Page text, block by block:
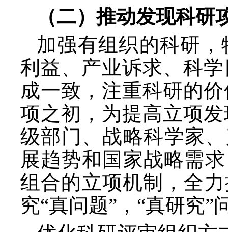
（二）推动发现科研
加强有组织的科研
利益、产业诉求、科
成一致，注重科研的
项之初，为提高立项
级部门、战略科学家
展趋势和国家战略需
组合的立项机制，全
究“真问题”，“真研究”